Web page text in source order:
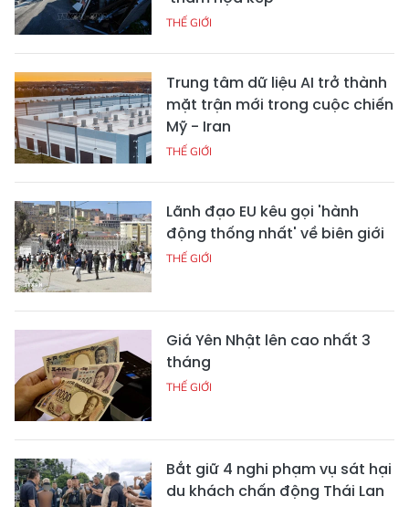
THẾ GIỚI
Trung tâm dữ liệu AI trở thành
mặt trận mới trong cuộc chiến
Mỹ - Iran
THẾ GIỚI
Lãnh đạo EU kêu gọi 'hành
động thống nhất' về biên giới
THẾ GIỚI
Giá Yên Nhật lên cao nhất 3
tháng
THẾ GIỚI
Bắt giữ 4 nghi phạm vụ sát hại
du khách chấn động Thái Lan